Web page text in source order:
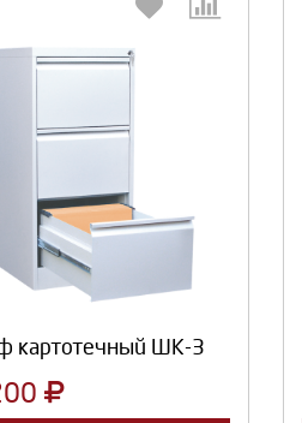
картотечный ШК-3
Продолжить